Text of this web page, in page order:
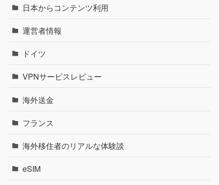
日本からコンテンツ利用
運営者情報
ドイツ
VPNサービスレビュー
海外送金
フランス
海外移住者のリアルな体験談
eSIM